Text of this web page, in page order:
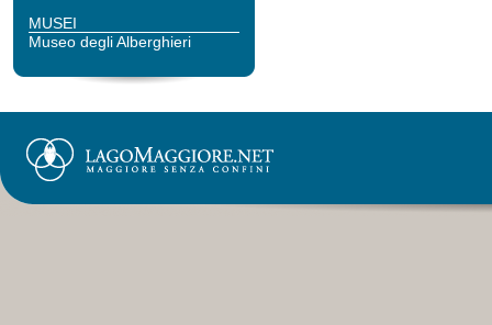
MUSEI
Museo degli Alberghieri